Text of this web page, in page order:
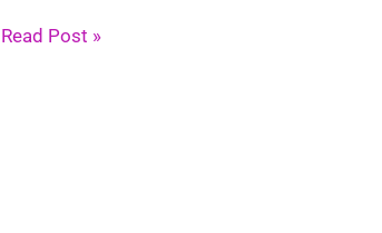
Read Post »